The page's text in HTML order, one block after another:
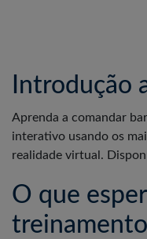
Introdução
Aprenda a comandar
interativo usando os
realidade virtual.
O que